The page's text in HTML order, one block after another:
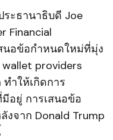
ระธานาธิบดี Joe
Financial
นอข้อกำหนดใหม่ที่มุ่ง
providers
ำให้เกิดการ
อยู่ การเสนอข้อ
จาก Donald Trump